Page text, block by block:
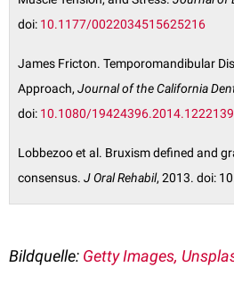
doi: 10.1177/0022034515625216
James Fricton. Temporomandibular
Approach, Journal of the California
doi: 10.1080/
Lobbezoo et al. Bruxism defined and
consensus. J Oral Rehabil, 2013. doi:
Bildquelle: Getty Images,